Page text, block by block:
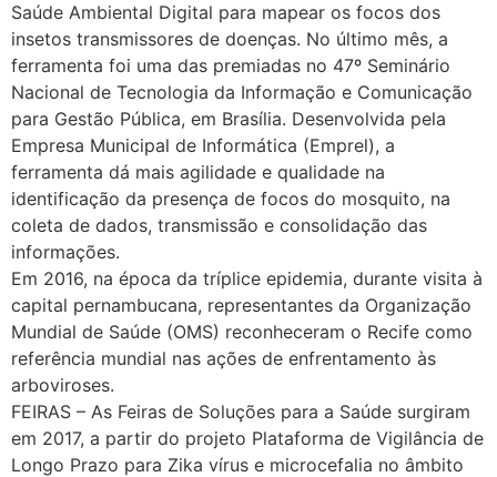
Saúde Ambiental Digital para mapear os focos dos
insetos transmissores de doenças. No último mês, a
ferramenta foi uma das premiadas no 47º Seminário
Nacional de Tecnologia da Informação e Comunicação
para Gestão Pública, em Brasília. Desenvolvida pela
Empresa Municipal de Informática (Emprel), a
ferramenta dá mais agilidade e qualidade na
identificação da presença de focos do mosquito, na
coleta de dados, transmissão e consolidação das
informações.
Em 2016, na época da tríplice epidemia, durante visita à
capital pernambucana, representantes da Organização
Mundial de Saúde (OMS) reconheceram o Recife como
referência mundial nas ações de enfrentamento às
arboviroses.
FEIRAS – As Feiras de Soluções para a Saúde surgiram
em 2017, a partir do projeto Plataforma de Vigilância de
Longo Prazo para Zika vírus e microcefalia no âmbito